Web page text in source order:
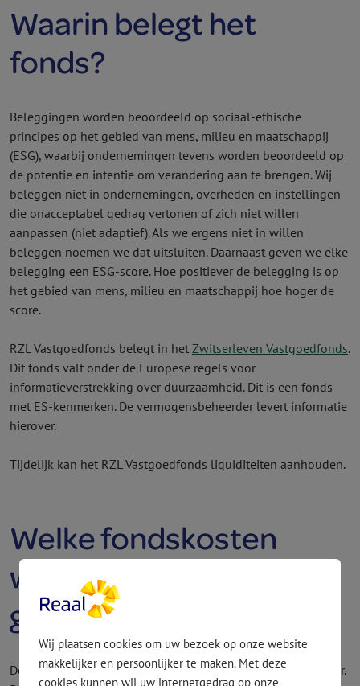
Wij plaatsen cookies om uw bezoek op onze website
makkelijker en persoonlijker te maken. Met deze
cookies kunnen wij uw internetgedrag op onze
Waarin belegt het
fonds?
Beleggingen worden beoordeeld op sociaal-ethische
principes op het gebied van mens, milieu en maatschappij
(ESG), waarbij ondernemingen tevens worden beoordeeld op
de potentie en intentie om verandering aan te brengen. Wij
beleggen niet in ondernemingen, overheden en instellingen
die onacceptabel gedrag vertonen of zich niet willen
aanpassen (niet adaptief). Als we ergens niet in willen
beleggen noemen we dat uitsluiten. Daarnaast geven we elke
belegging een ESG-score. Hoe positiever de belegging is op
het gebied van mens, milieu en maatschappij hoe hoger de
score.
RZL Vastgoedfonds belegt in het Zwitserleven Vastgoedfonds.
Dit fonds valt onder de Europese regels voor
informatieverstrekking over duurzaamheid. Dit is een fonds
met ES-kenmerken. De vermogens­beheerder levert informatie
hierover.
Tijdelijk kan het RZL Vastgoed­fonds liquiditeiten aanhouden.
Welke fondskosten
worden in rekening
gebracht?
De kosten in verband met de beleggingen zijn 1,00% per jaar.